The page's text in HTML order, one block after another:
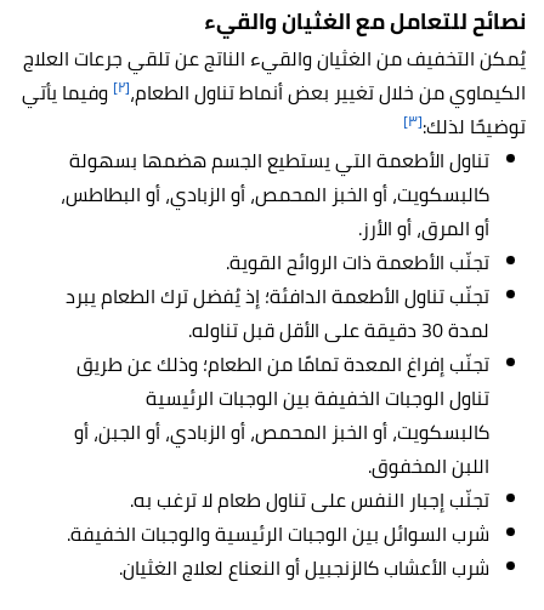
نصائح للتعامل مع الغثيان والقيء
يُمكن التخفيف من الغثيان والقيء الناتج عن تلقي جرعات العلاج
الكيماوي من خلال تغيير بعض أنماط تناول الطعام،[٢]
وفيما يأتي
توضيحًا لذلك:[٣]
تناول الأطعمة التي يستطيع الجسم هضمها بسهولة
كالبسكويت، أو الخبز المحمص، أو الزبادي، أو البطاطس،
أو المرق، أو الأرز.
تجنّب الأطعمة ذات الروائح القوية.
تجنّب تناول الأطعمة الدافئة؛ إذ يُفضل ترك الطعام يبرد
لمدة 30 دقيقة على الأقل قبل تناوله.
تجنّب إفراغ المعدة تمامًا من الطعام؛ وذلك عن طريق
تناول الوجبات الخفيفة بين الوجبات الرئيسية
كالبسكويت، أو الخبز المحمص، أو الزبادي، أو الجبن، أو
اللبن المخفوق.
تجنّب إجبار النفس على تناول طعام لا ترغب به.
شرب السوائل بين الوجبات الرئيسية والوجبات الخفيفة.
شرب الأعشاب كالزنجبيل أو النعناع لعلاج الغثيان.